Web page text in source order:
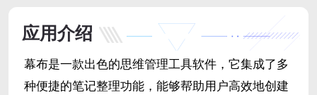
应用介绍
幕布是一款出色的思维管理工具软件，它集成了多
种便捷的笔记整理功能，能够帮助用户高效地创建